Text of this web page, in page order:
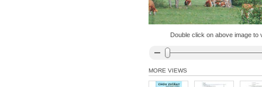
Double click on above image to
MORE VIEWS